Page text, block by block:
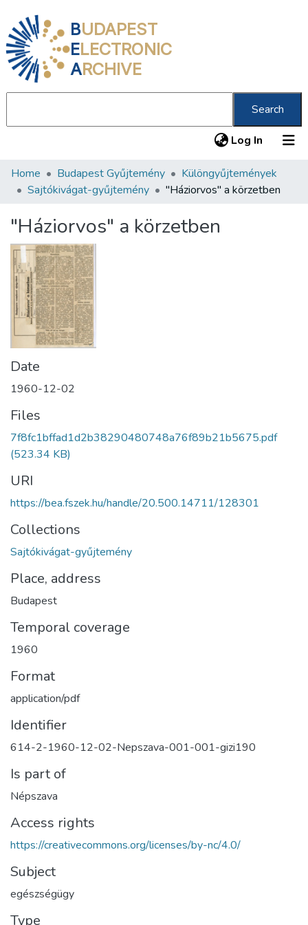
BUDAPEST
ELECTRONIC
ARCHIVE
Search
Log In (current)
Communities & Collections
Statistics
About us
Home Budapest Gyűjtemény
Különgyűjtemények
Sajtókivágat-gyűjtemény
"Háziorvos" a körzetben
"Háziorvos" a körzetben
Date
1960-12-02
Files
7f8fc1bffad1d2b38290480748a76f89b21b5675.pdf
(523.34 KB)
URI
https://bea.fszek.hu/handle/20.500.14711/128301
Collections
Sajtókivágat-gyűjtemény
Place, address
Budapest
Temporal coverage
1960
Format
application/pdf
Identifier
614-2-1960-12-02-Nepszava-001-001-gizi190
Is part of
Népszava
Access rights
https://creativecommons.org/licenses/by-nc/4.0/
Subject
egészségügy
Type